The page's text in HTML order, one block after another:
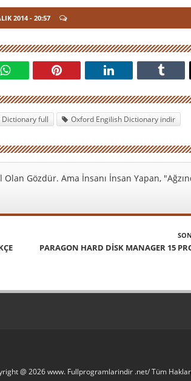
2014- 20:57
full Oxford Engilish Dictionary indir
Gözdür. Ama İnsanı İnsan Yapan,
PARAGON HARD DISK MANAGER 15
@ 2026 www. Fullprogramlarindir .net/ Tüm